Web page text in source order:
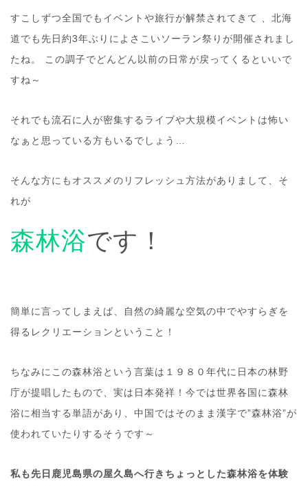
すこしずつ全国でもイベントや旅行が解禁されてきて 、北海
道でも先日約3年ぶりによさこいソーラン祭りが開催されまし
たね。 この調子でどんどん以前の日常が戻ってくるといいで
すね～
それでも流石に人が密集するライブや大規模イベントは怖い
なぁと思っている方もいるでしょう…
そんな方にもオススメのリフレッシュ方法がありまして、そ
れが
森林浴です！
簡単に言ってしまえば、自然の綺麗な空気の中でやすらぎを
得るレクリエーションということ！
ちなみにこの森林浴という言葉は１９８０年代に日本の林野
庁が提唱したもので、実は日本発祥！今では世界各国に森林
浴に相当する単語があり、中国ではそのまま漢字で”森林浴”が
使われていたりするそうです～
私も先日鹿児島県の屋久島へ行きちょっとした森林浴を体験